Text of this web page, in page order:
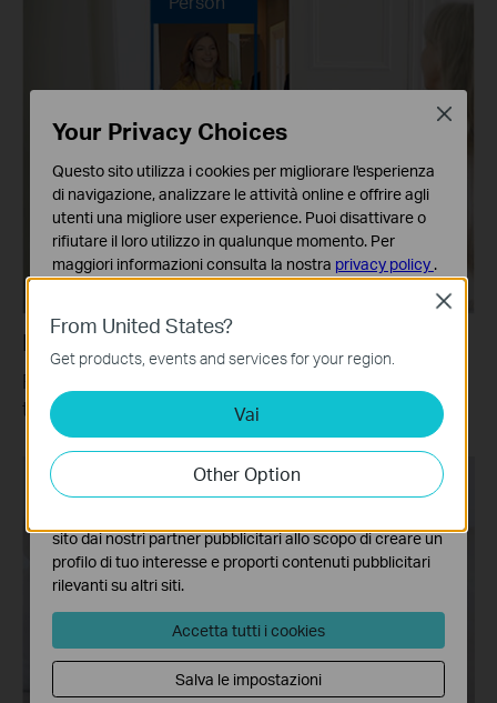
Rilevamento persone
Rileva chiunque si trovi nel campo visivo della
telecamera.
Pet
From United States?
Get products, events and services for your region.
Vai
Other Option
Close
Your Privacy Choices
Questo sito utilizza i cookies per migliorare l'esperienza
di navigazione, analizzare le attività online e offrire agli
utenti una migliore user experience. Puoi disattivare o
rifiutare il loro utilizzo in qualunque momento. Per
maggiori informazioni consulta la nostra privacy policy .
Questi cookies sono necessari per il corretto
funzionamento del sito e non possono essere disattivati
nel tuo sistema.
Analytics e Marketing Cookies
I cookies analitici ci permettono di analizzare le tue
attività sul nostro sito allo scopo di migliorarne le
funzionalità.
sito dai nostri partner pubblicitari allo scopo di creare un
profilo di tuo interesse e proporti contenuti pubblicitari
rilevanti su altri siti.
Accetta tutti i cookies
Salva le impostazioni
Close